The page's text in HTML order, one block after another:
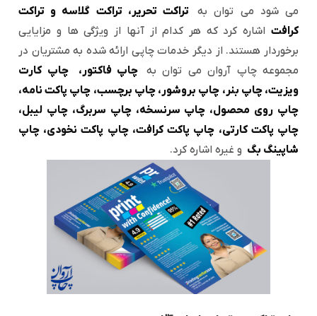
می شود می توان به تراکت تحریر، تراکت گلاسه و تراکت
کرافت اشاره کرد که هر کدام از آنها از ویژگی ها و مزایایی
برخوردار هستند. از دیگر خدمات چاپی ارائه شده به مشتریان در
مجموعه چاپ آروان می توان به چاپ فاکتور،
چاپ کارت
ویزیت، چاپ بنر، چاپ بروشور، چاپ برچسب، چاپ پاکت نامه،
چاپ روی محصول، چاپ سرنسخه، چاپ سربرگ، چاپ لیبل،
چاپ پاکت کارتی، چاپ پاکت کرافت، چاپ پاکت نخودی، چاپ
شاپینگ بگ و غیره اشاره کرد.